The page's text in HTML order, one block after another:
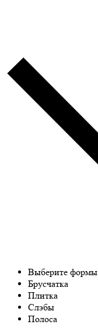
Выберите формы
Брусчатка
Плитка
Слэбы
Полоса